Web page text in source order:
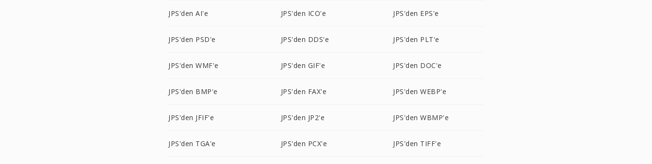
JPS'den AI'e JPS'den ICO'e JPS'den EPS'e
JPS'den PSD'e JPS'den DDS'e JPS'den PLT'e
JPS'den WMF'e JPS'den GIF'e JPS'den DOC'e
JPS'den BMP'e JPS'den FAX'e JPS'den WEBP'e
JPS'den JFIF'e JPS'den JP2'e JPS'den WBMP'e
JPS'den TGA'e JPS'den PCX'e JPS'den TIFF'e